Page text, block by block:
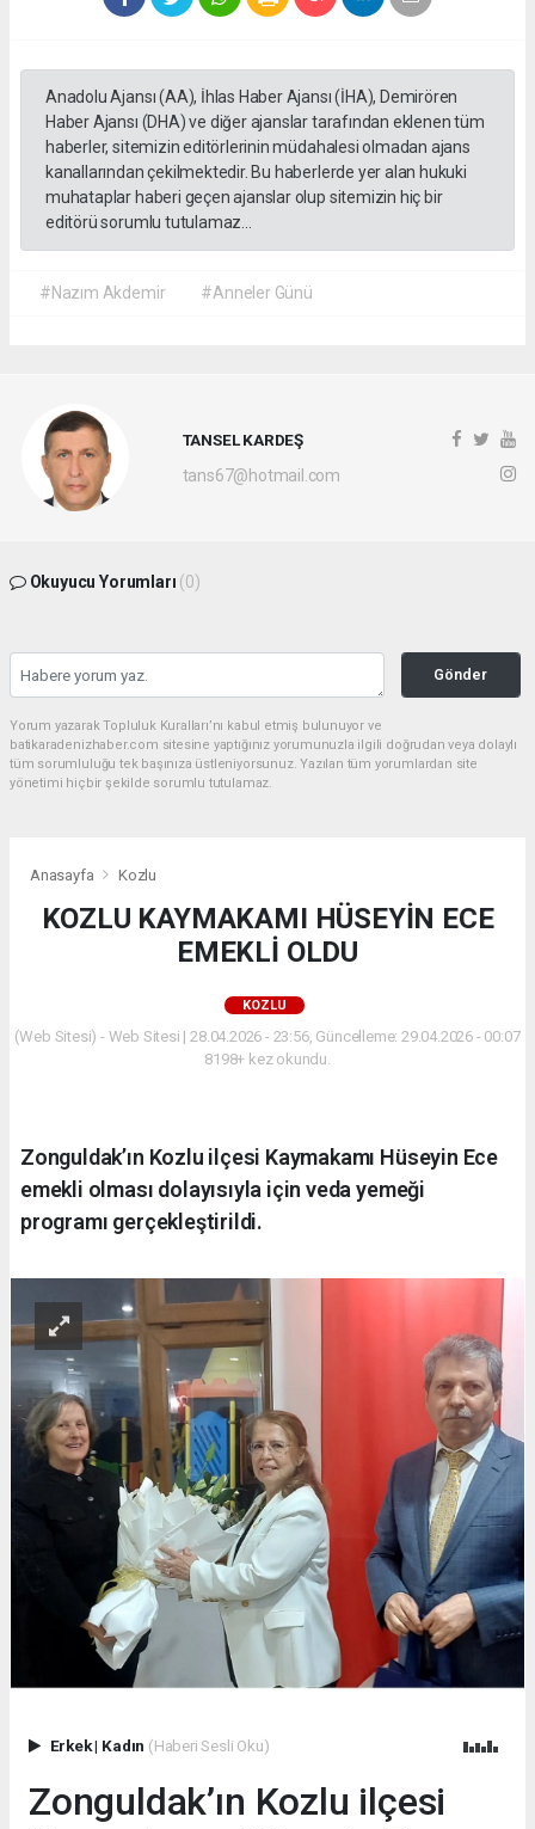
Anadolu Ajansı (AA), İhlas Haber Ajansı (İHA), Demirören
Haber Ajansı (DHA) ve diğer ajanslar tarafından eklenen tüm
haberler, sitemizin editörlerinin müdahalesi olmadan ajans
kanallarından çekilmektedir. Bu haberlerde yer alan hukuki
muhataplar haberi geçen ajanslar olup sitemizin hiç bir
editörü sorumlu tutulamaz...
#Nazım Akdemir #Anneler Günü
TANSEL KARDEŞ
tans67@hotmail.com
Okuyucu Yorumları (0)
Gönder
Yorum yazarak Topluluk Kuralları’nı kabul etmiş bulunuyor ve
batikaradenizhaber.com sitesine yaptığınız yorumunuzla ilgili doğrudan veya dolaylı
tüm sorumluluğu tek başınıza üstleniyorsunuz. Yazılan tüm yorumlardan site
yönetimi hiçbir şekilde sorumlu tutulamaz.
Anasayfa Kozlu
KOZLU KAYMAKAMI HÜSEYİN ECE
EMEKLİ OLDU
KOZLU
(Web Sitesi) - Web Sitesi | 28.04.2026 - 23:56, Güncelleme: 29.04.2026 - 00:07
8198+ kez okundu.
Zonguldak’ın Kozlu ilçesi Kaymakamı Hüseyin Ece
emekli olması dolayısıyla için veda yemeği
programı gerçekleştirildi.
Erkek| Kadın (Haberi Sesli Oku)
Zonguldak’ın Kozlu ilçesi